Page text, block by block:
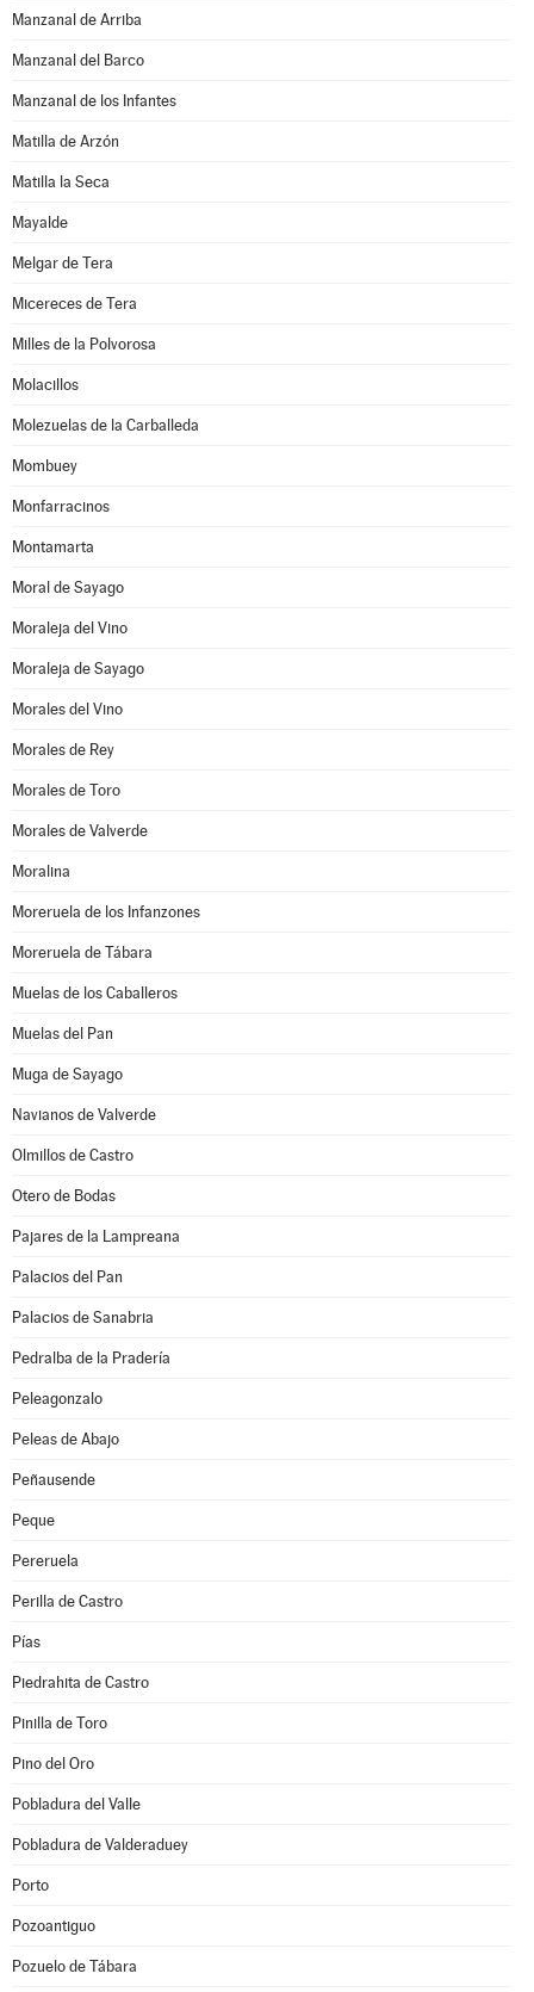
Manzanal de Arriba
Manzanal del Barco
Manzanal de los Infantes
Matilla de Arzón
Matilla la Seca
Mayalde
Melgar de Tera
Micereces de Tera
Milles de la Polvorosa
Molacillos
Molezuelas de la Carballeda
Mombuey
Monfarracinos
Montamarta
Moral de Sayago
Moraleja del Vino
Moraleja de Sayago
Morales del Vino
Morales de Rey
Morales de Toro
Morales de Valverde
Moralina
Moreruela de los Infanzones
Moreruela de Tábara
Muelas de los Caballeros
Muelas del Pan
Muga de Sayago
Navianos de Valverde
Olmillos de Castro
Otero de Bodas
Pajares de la Lampreana
Palacios del Pan
Palacios de Sanabria
Pedralba de la Pradería
Peleagonzalo
Peleas de Abajo
Peñausende
Peque
Pereruela
Perilla de Castro
Pías
Piedrahita de Castro
Pinilla de Toro
Pino del Oro
Pobladura del Valle
Pobladura de Valderaduey
Porto
Pozoantiguo
Pozuelo de Tábara